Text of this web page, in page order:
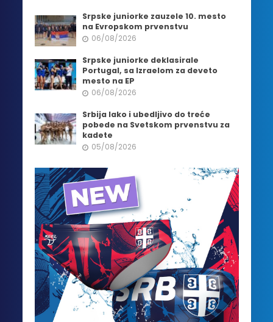
Srpske juniorke zauzele 10. mesto
na Evropskom prvenstvu
06/08/2026
Srpske juniorke deklasirale
Portugal, sa Izraelom za deveto
mesto na EP
06/08/2026
Srbija lako i ubedljivo do treće
pobede na Svetskom prvenstvu za
kadete
05/08/2026